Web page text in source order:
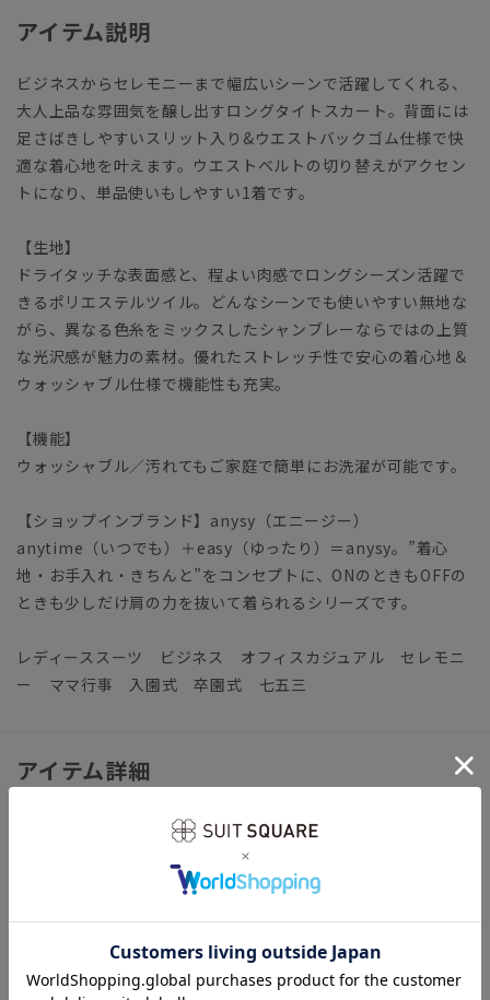
アイテム説明
ビジネスからセレモニーまで幅広いシーンで活躍してくれる、
大人上品な雰囲気を醸し出すロングタイトスカート。背面には
足さばきしやすいスリット入り&ウエストバックゴム仕様で快
適な着心地を叶えます。ウエストベルトの切り替えがアクセン
トになり、単品使いもしやすい1着です。
【生地】
ドライタッチな表面感と、程よい肉感でロングシーズン活躍で
きるポリエステルツイル。どんなシーンでも使いやすい無地な
がら、異なる色糸をミックスしたシャンブレーならではの上質
な光沢感が魅力の素材。優れたストレッチ性で安心の着心地＆
ウォッシャブル仕様で機能性も充実。
【機能】
ウォッシャブル／汚れてもご家庭で簡単にお洗濯が可能です。
【ショップインブランド】anysy（エニージー）
anytime（いつでも）＋easy（ゆったり）＝anysy。”着心
地・お手入れ・きちんと”をコンセプトに、ONのときもOFFの
ときも少しだけ肩の力を抜いて着られるシリーズです。
レディーススーツ ビジネス オフィスカジュアル セレモニ
ー ママ行事 入園式 卒園式 七五三
アイテム詳細
＊セット着用可（ジャケット、パンツ、ジレは別売りとなりま
ジャケット：BT6103J1 パンツ：BT6103P1 ジレ：
【仕様】バックファスナー／タイト／腰ポケット×2／ウエス
ト：バックゴム／バックスリット／裏地